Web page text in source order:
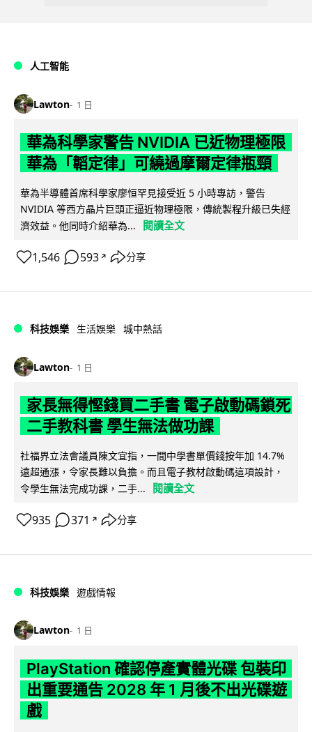
人工智能
Lawton 1 日
華為科學家警告 NVIDIA 已近物理極限
華為「韜定律」可繞過摩爾定律瓶頸
華為半導體首席科學家廖恒罕見接受近 5 小時專訪，警告
NVIDIA 等西方晶片巨頭正逼近物理極限，傳統製程升級已失經
濟效益。他同時介紹華為...
閱讀全文
1,546 593 ↗ 分享
科技娛樂 生活娛樂 城中熱話
Lawton 1 日
家長無得慳錢買二手書 電子啟動碼鎖死
二手教科書 學生無法做功課
社福界立法會議員陳文宜指，一間中學書單價錢按年加 14.7%
遠超通漲，令家長難以負擔。而且電子教材啟動碼這項設計，
令學生無法完成功課，二手...
閱讀全文
935 371 ↗ 分享
科技娛樂 遊戲情報
Lawton 1 日
PlayStation 確認停產實體光碟 包裝印
出重要通告 2028 年 1 月後不出光碟遊
戲